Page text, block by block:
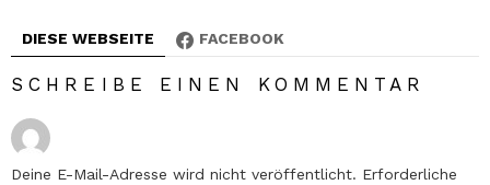
DIESE WEBSEITE FACEBOOK
SCHREIBE EINEN KOMMENTAR
Deine E-Mail-Adresse wird nicht veröffentlicht. Erforderliche